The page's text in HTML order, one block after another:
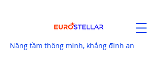
Nâng tầm thông minh, khẳng định an